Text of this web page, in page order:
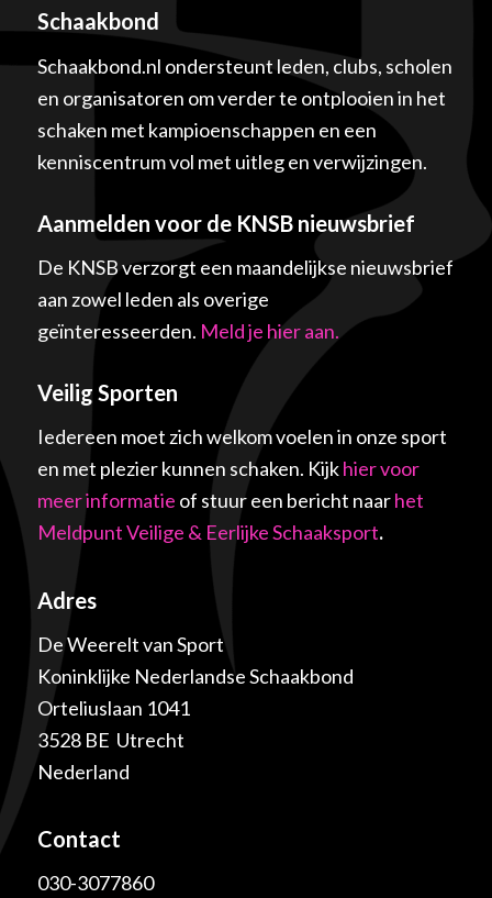
Schaakbond
Schaakbond.nl ondersteunt leden, clubs, scholen
en organisatoren om verder te ontplooien in het
schaken met kampioenschappen en een
kenniscentrum vol met uitleg en verwijzingen.
Aanmelden voor de KNSB nieuwsbrief
De KNSB verzorgt een maandelijkse nieuwsbrief
aan zowel leden als overige
geïnteresseerden. Meld je hier aan.
Veilig Sporten
Iedereen moet zich welkom voelen in onze sport
en met plezier kunnen schaken. Kijkhier voor
meer informatie of stuur een bericht naarhet
Meldpunt Veilige & Eerlijke Schaaksport.
Adres
De Weerelt van Sport
Koninklijke Nederlandse Schaakbond
Orteliuslaan 1041
3528 BE Utrecht
Nederland
Contact
030-3077860